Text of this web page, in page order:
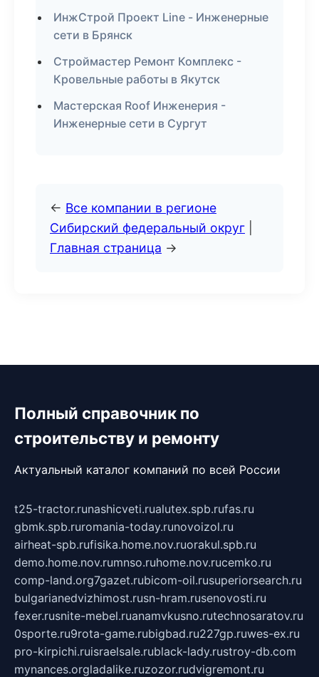
ИнжСтрой Проект Line - Инженерные
сети в Брянск
Строймастер Ремонт Комплекс -
Кровельные работы в Якутск
Мастерская Roof Инженерия -
Инженерные сети в Сургут
← Все компании в регионе
Сибирский федеральный округ
Главная страница →
Полный справочник по
строительству и ремонту
Актуальный каталог компаний по всей России
t25-tractor.runashicveti.rualutex.spb.rufas.ru
gbmk.spb.ruromania-today.runovoizol.ru
airheat-spb.rufisika.home.nov.ruorakul.spb.ru
demo.home.nov.rumnso.ruhome.nov.rucemko.ru
comp-land.org7gazet.rubicom-oil.rusuperiorsearch.ru
bulgarianedvizhimost.rusn-hram.rusenovosti.ru
fexer.rusnite-mebel.ruanamvkusno.rutechnosaratov.ru
0sporte.ru9rota-game.rubigbad.ru227gp.ruwes-ex.ru
pro-kirpichi.ruisraelsale.rublack-lady.rustroy-db.com
mynances.orgladalike.ruzozor.rudvigremont.ru